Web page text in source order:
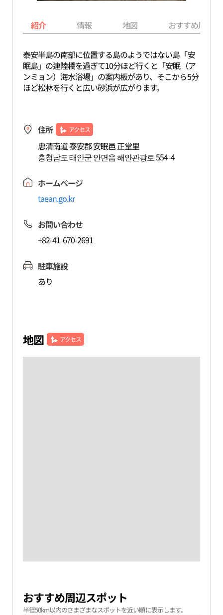
紹介 情報 地図 おすすめ周辺
泰安半島の南部に位置する島のようではない島「安
眠島」の連陸橋を過ぎて10分ほど行くと「安眠（ア
ンミョン）海水浴場」の案内板があり、そこから5分
ほど松林を行くと広い砂浜が広がります。
住所 アクセス
忠清南道 泰安郡 安眠邑 正堂里
충청남도 태안군 안면읍 해안관광로 554-4
ホームページ
taean.go.kr
お問い合わせ
+82-41-670-2691
駐車施設
あり
地図 アクセス
おすすめ周辺スポット
半径50km以内のさまざまなスポットを近い順に表示します。